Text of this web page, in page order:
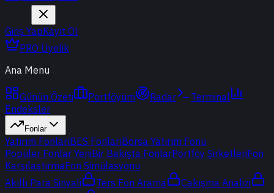
Giriş YapKayıt Ol
PRO Üyelik
Ana Menu
Günün Özeti Portföyüm Radar
Terminal
Endeksler
Fonlar
Yatırım FonlarıBES FonlarıBorsa Yatırım Fonu
Popüler Fonlar YeniBir Bakışta FonlarPortföy ŞirketleriFon
KarşılaştırmaFon Simülasyonu
Akıllı Para Sinyali
Ters Fon Arama
Çakışma Analizi